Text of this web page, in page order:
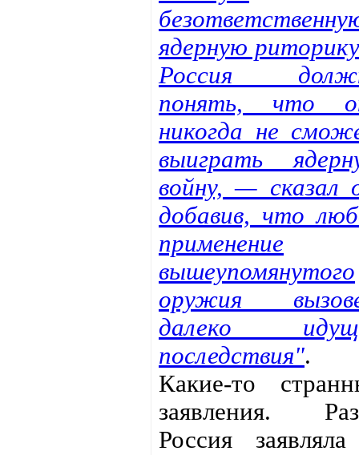
ядерную
Россия
понять, что
никогда не
выиграть
войну, — сказал
добавив, что
применение
вышеупомянутого
оружия
далеко
последствия".
Какие-то
заявления.
Россия